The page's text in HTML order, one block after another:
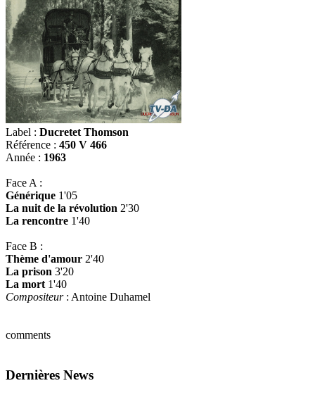
Label : Ducretet Thomson
Référence : 450 V 466
Année : 1963
Face A :
Générique 1'05
La nuit de la révolution 2'30
La rencontre 1'40
Face B :
Thème d'amour 2'40
La prison 3'20
La mort 1'40
Compositeur: Antoine Duhamel
comments
Dernières News